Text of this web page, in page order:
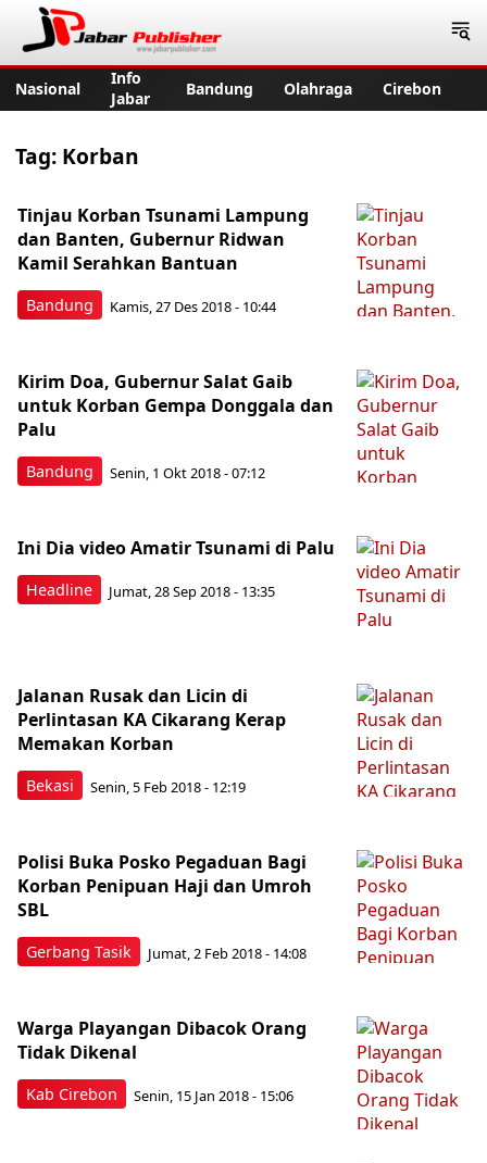
Nasional
Info
Jabar
Bandung Olahraga Cirebon
Tag: Korban
Bandung
Tinjau Korban Tsunami Lampung
dan Banten, Gubernur Ridwan
Kamil Serahkan Bantuan
Kamis, 27 Des 2018 - 10:44
Bandung
Kirim Doa, Gubernur Salat Gaib
untuk Korban Gempa Donggala dan
Palu
Senin, 1 Okt 2018 - 07:12
Headline
Ini Dia video Amatir Tsunami di Palu
Jumat, 28 Sep 2018 - 13:35
Bekasi
Jalanan Rusak dan Licin di
Perlintasan KA Cikarang Kerap
Memakan Korban
Senin, 5 Feb 2018 - 12:19
Gerbang Tasik
Polisi Buka Posko Pegaduan Bagi
Korban Penipuan Haji dan Umroh
SBL
Jumat, 2 Feb 2018 - 14:08
Kab Cirebon
Warga Playangan Dibacok Orang
Tidak Dikenal
Senin, 15 Jan 2018 - 15:06